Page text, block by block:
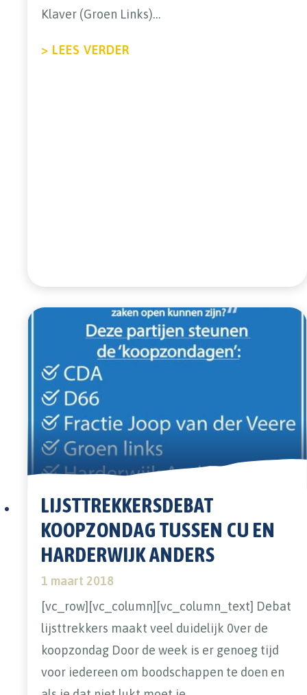
Klaver (Groen Links)…
> LEES VERDER
LIJSTTREKKERSDEBAT
KOOPZONDAG TUSSEN CU EN
HARDERWIJK ANDERS
1 maart 2018
[vc_row][vc_column][vc_column_text] Debat
lijsttrekkers maakt veel duidelijk 0ver de
koopzondag Door de week is er genoeg tijd
voor iedereen om boodschappen te doen en